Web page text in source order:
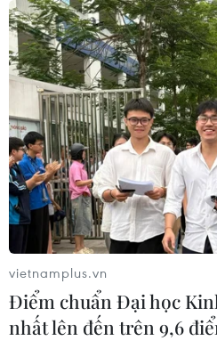
08/08/2026 07:10
Đà Nẵng: Sóng cuốn 4
Nghê, 3 người mất tích
08/08/2026 06:02
Vượt lên di chứng chất độc
chàng trai Đồng Tháp tự tin
cuộc đời
08/08/2026 06:00
Dắt chó đi dạo không đúng
vietnamplus.vn
Điểm chuẩn Đại học
nhất lên đến trên 9,6